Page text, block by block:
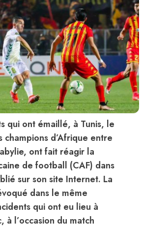
qui ont émaillé, à Tunis, le
champions d’Afrique entre
ont fait réagir la
de football (CAF) dans
sur son site Internet. La
dans le même
qui ont eu lieu à
à l’occasion du match